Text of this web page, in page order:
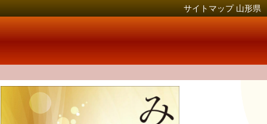
サイトマップ 山形県